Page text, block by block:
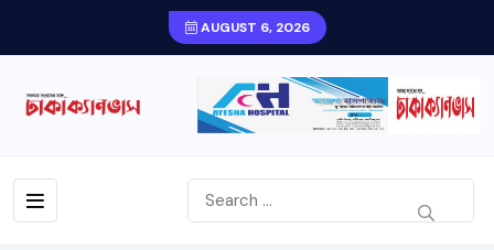
AUGUST 6, 2026